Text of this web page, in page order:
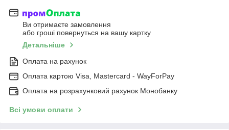
Ви отримаєте замовлення
або гроші повернуться на вашу картку
Детальніше
Оплата на рахунок
Оплата картою Visa, Mastercard - WayForPay
Оплата на розрахунковий рахунок Монобанку
Всі умови оплати